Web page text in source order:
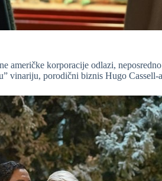
američke korporacije odlazi,
vinariju, porodični biznis Hugo Cassell-